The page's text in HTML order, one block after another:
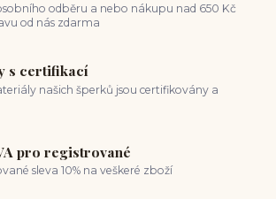
odběru a nebo nákupu nad 650 Kč
od nás zdarma
s certifikací
našich šperků jsou certifikovány a
pro registrované
sleva 10% na veškeré zboží